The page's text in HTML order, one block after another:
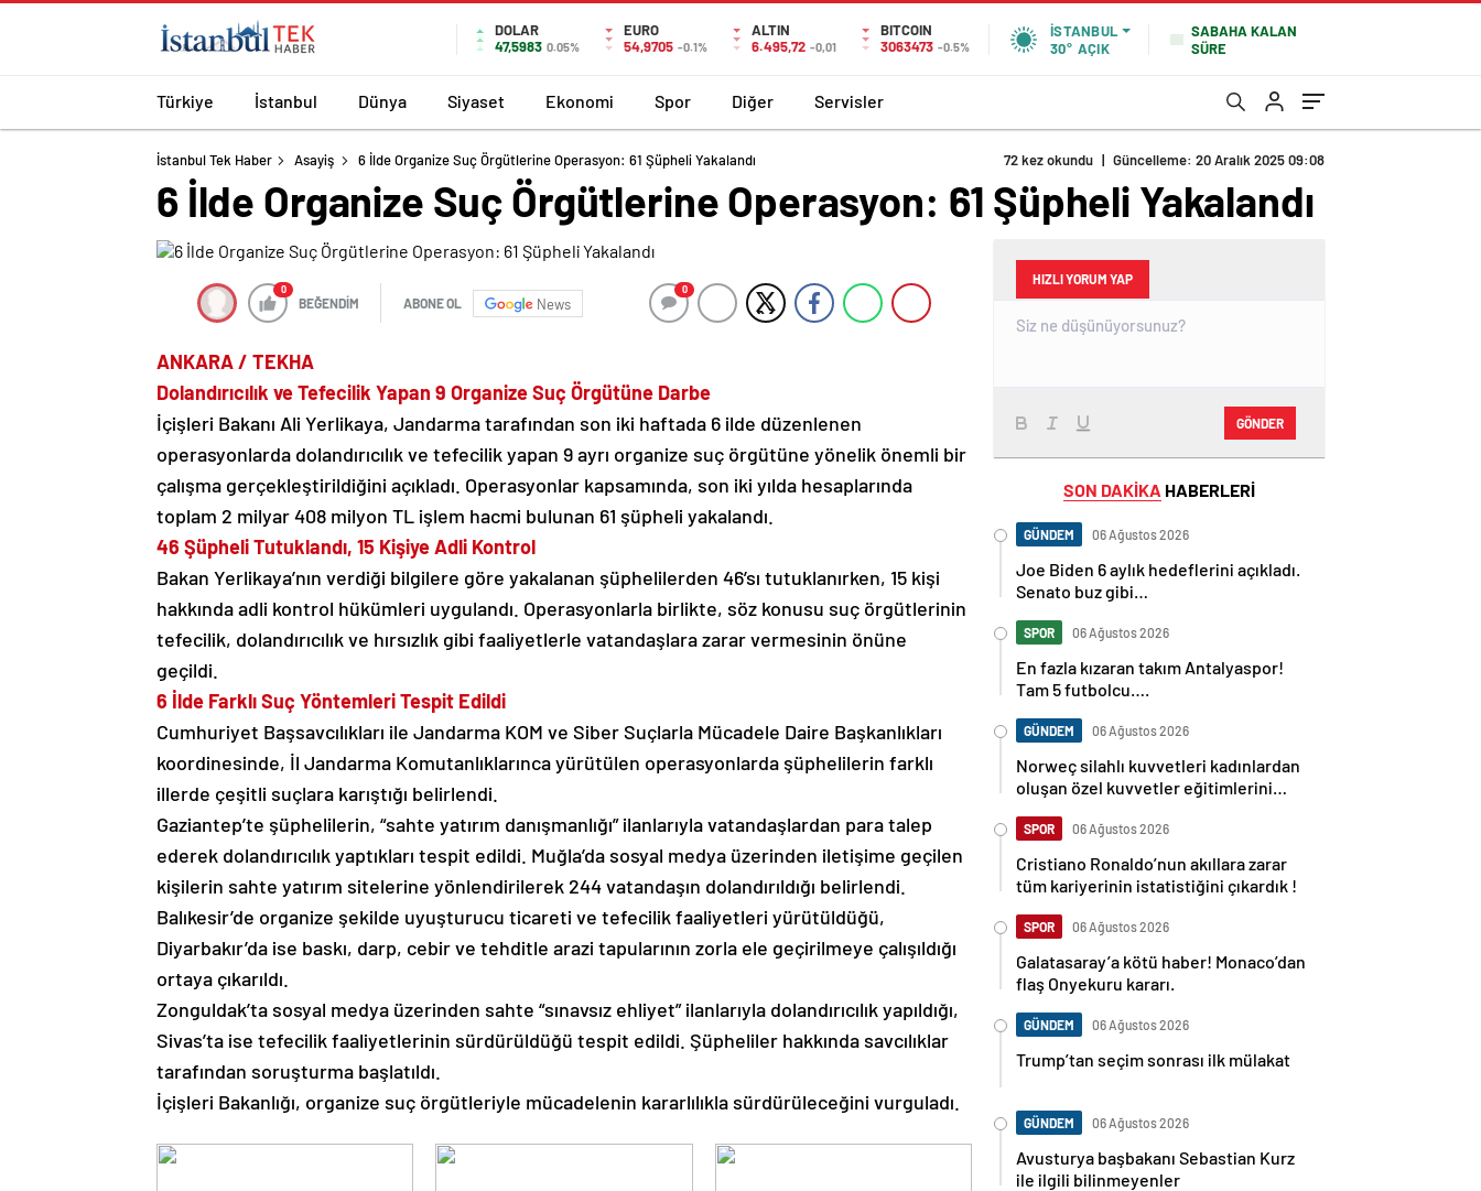
DOLAR
47,5983 0.05%
EURO
54,9705 -0.1%
ALTIN
6.495,72 -0,01
BITCOIN
3063473 -0.5%
İSTANBUL
30° AÇIK
SABAHA KALAN
SÜRE
Türkiye İstanbul Dünya Siyaset Ekonomi Spor Diğer Servisler
İstanbul Tek Haber Asayiş 6 İlde Organize Suç Örgütlerine Operasyon: 61 Şüpheli Yakalandı 72 kez okundu | Güncelleme: 20 Aralık 2025 09:08
6 İlde Organize Suç Örgütlerine Operasyon: 61 Şüpheli Yakalandı
0
BEĞENDİM ABONE OL News
0
ANKARA / TEKHA
Dolandırıcılık ve Tefecilik Yapan 9 Organize Suç Örgütüne Darbe
İçişleri Bakanı Ali Yerlikaya, Jandarma tarafından son iki haftada 6 ilde düzenlenen
operasyonlarda dolandırıcılık ve tefecilik yapan 9 ayrı organize suç örgütüne yönelik önemli bir
çalışma gerçekleştirildiğini açıkladı. Operasyonlar kapsamında, son iki yılda hesaplarında
toplam 2 milyar 408 milyon TL işlem hacmi bulunan 61 şüpheli yakalandı.
46 Şüpheli Tutuklandı, 15 Kişiye Adli Kontrol
Bakan Yerlikaya’nın verdiği bilgilere göre yakalanan şüphelilerden 46’sı tutuklanırken, 15 kişi
hakkında adli kontrol hükümleri uygulandı. Operasyonlarla birlikte, söz konusu suç örgütlerinin
tefecilik, dolandırıcılık ve hırsızlık gibi faaliyetlerle vatandaşlara zarar vermesinin önüne
geçildi.
6 İlde Farklı Suç Yöntemleri Tespit Edildi
Cumhuriyet Başsavcılıkları ile Jandarma KOM ve Siber Suçlarla Mücadele Daire Başkanlıkları
koordinesinde, İl Jandarma Komutanlıklarınca yürütülen operasyonlarda şüphelilerin farklı
illerde çeşitli suçlara karıştığı belirlendi.
Gaziantep’te şüphelilerin, “sahte yatırım danışmanlığı” ilanlarıyla vatandaşlardan para talep
ederek dolandırıcılık yaptıkları tespit edildi. Muğla’da sosyal medya üzerinden iletişime geçilen
kişilerin sahte yatırım sitelerine yönlendirilerek 244 vatandaşın dolandırıldığı belirlendi.
Balıkesir’de organize şekilde uyuşturucu ticareti ve tefecilik faaliyetleri yürütüldüğü,
Diyarbakır’da ise baskı, darp, cebir ve tehditle arazi tapularının zorla ele geçirilmeye çalışıldığı
ortaya çıkarıldı.
Zonguldak’ta sosyal medya üzerinden sahte “sınavsız ehliyet” ilanlarıyla dolandırıcılık yapıldığı,
Sivas’ta ise tefecilik faaliyetlerinin sürdürüldüğü tespit edildi. Şüpheliler hakkında savcılıklar
tarafından soruşturma başlatıldı.
İçişleri Bakanlığı, organize suç örgütleriyle mücadelenin kararlılıkla sürdürüleceğini vurguladı.
HIZLI YORUM YAP
GÖNDER
SON DAKİKA HABERLERİ
GÜNDEM 06 Ağustos 2026
Joe Biden 6 aylık hedeflerini açıkladı.
Senato buz gibi…
SPOR 06 Ağustos 2026
En fazla kızaran takım Antalyaspor!
Tam 5 futbolcu….
GÜNDEM 06 Ağustos 2026
Norweç silahlı kuvvetleri kadınlardan
oluşan özel kuvvetler eğitimlerini
SPOR 06 Ağustos 2026
Cristiano Ronaldo’nun akıllara zarar
tüm kariyerinin istatistiğini çıkardık !
SPOR 06 Ağustos 2026
Galatasaray’a kötü haber! Monaco’dan
flaş Onyekuru kararı.
GÜNDEM 06 Ağustos 2026
Trump’tan seçim sonrası ilk mülakat
GÜNDEM 06 Ağustos 2026
Avusturya başbakanı Sebastian Kurz
ile ilgili bilinmeyenler